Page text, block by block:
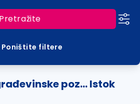
Pretražite
Poništite filtere
poz... Istok